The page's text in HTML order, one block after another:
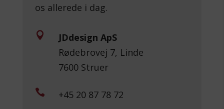
os allerede i dag.

JDdesign ApS
Rødebrovej 7, Linde
7600 Struer
 +45 20 87 78 72